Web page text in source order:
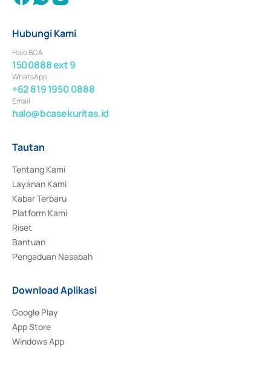
Hubungi Kami
Halo BCA
1500888 ext 9
WhatsApp
+62 819 1950 0888
Email
halo@bcasekuritas.id
Tautan
Tentang Kami
Layanan Kami
Kabar Terbaru
Platform Kami
Riset
Bantuan
Pengaduan Nasabah
Download Aplikasi
Google Play
App Store
Windows App